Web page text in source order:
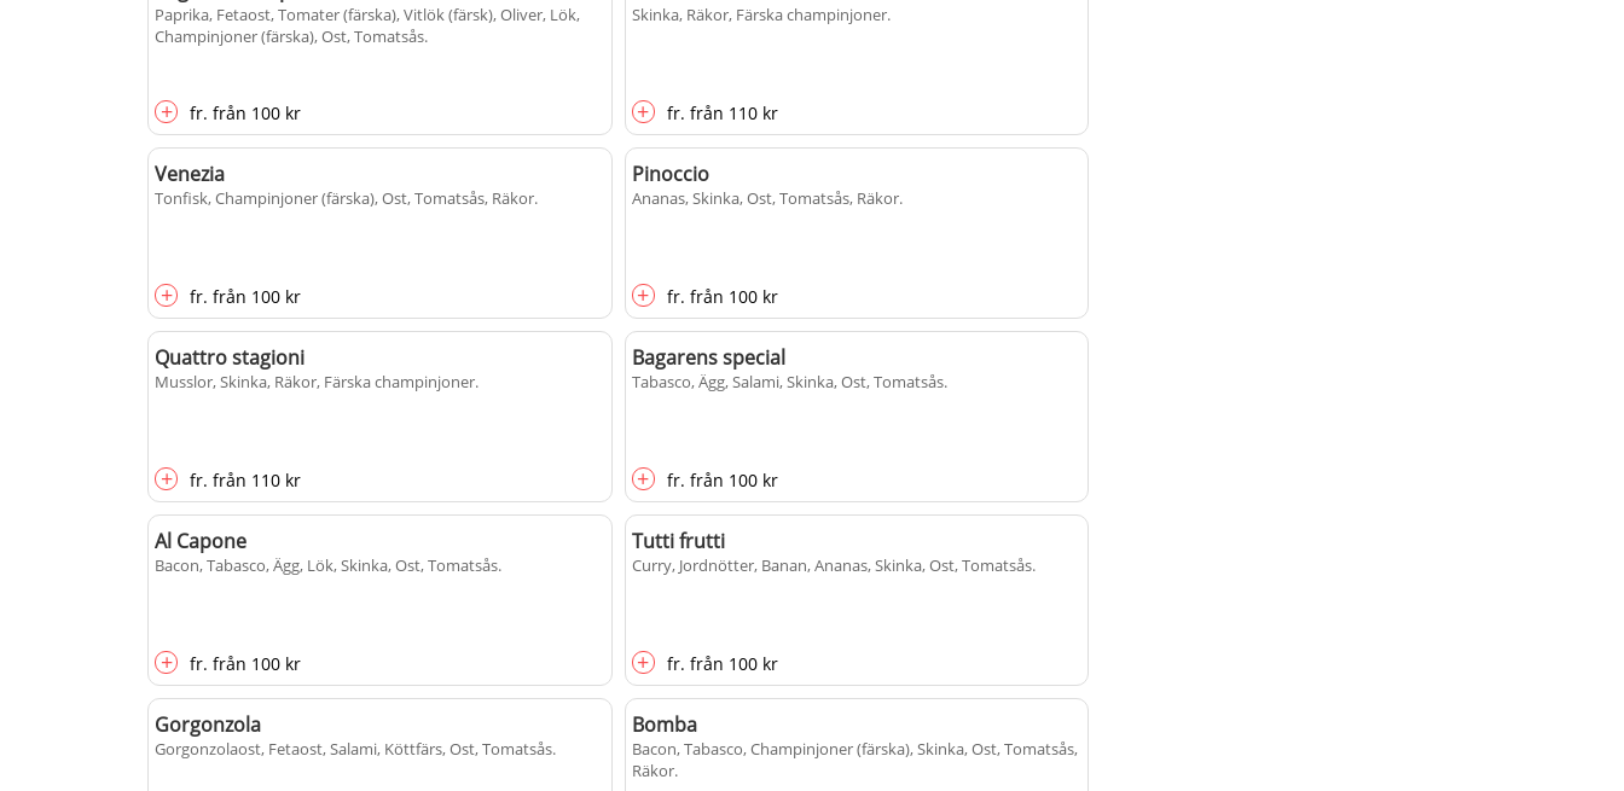
Paprika, Fetaost, Tomater (färska), Vitlök (färsk), Oliver, Lök,
Champinjoner (färska), Ost, Tomatsås.
+ fr. från 100 kr
Skinka, Räkor, Färska champinjoner.
+ fr. från 110 kr
Venezia
Tonfisk, Champinjoner (färska), Ost, Tomatsås, Räkor.
+ fr. från 100 kr
Pinoccio
Ananas, Skinka, Ost, Tomatsås, Räkor.
+ fr. från 100 kr
Quattro stagioni
Musslor, Skinka, Räkor, Färska champinjoner.
+ fr. från 110 kr
Bagarens special
Tabasco, Ägg, Salami, Skinka, Ost, Tomatsås.
+ fr. från 100 kr
Al Capone
Bacon, Tabasco, Ägg, Lök, Skinka, Ost, Tomatsås.
+ fr. från 100 kr
Tutti frutti
Curry, Jordnötter, Banan, Ananas, Skinka, Ost, Tomatsås.
+ fr. från 100 kr
Gorgonzola
Gorgonzolaost, Fetaost, Salami, Köttfärs, Ost, Tomatsås.
Bomba
Bacon, Tabasco, Champinjoner (färska), Skinka, Ost, Tomatsås,
Räkor.